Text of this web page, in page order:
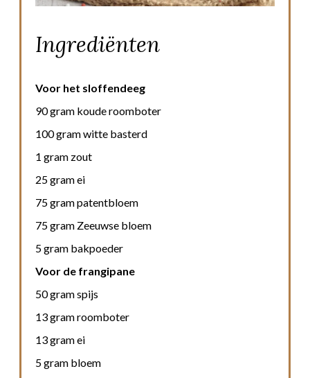
Ingrediënten
Voor het sloffendeeg
90 gram koude roomboter
100 gram witte basterd
1 gram zout
25 gram ei
75 gram patentbloem
75 gram Zeeuwse bloem
5 gram bakpoeder
Voor de frangipane
50 gram spijs
13 gram roomboter
13 gram ei
5 gram bloem